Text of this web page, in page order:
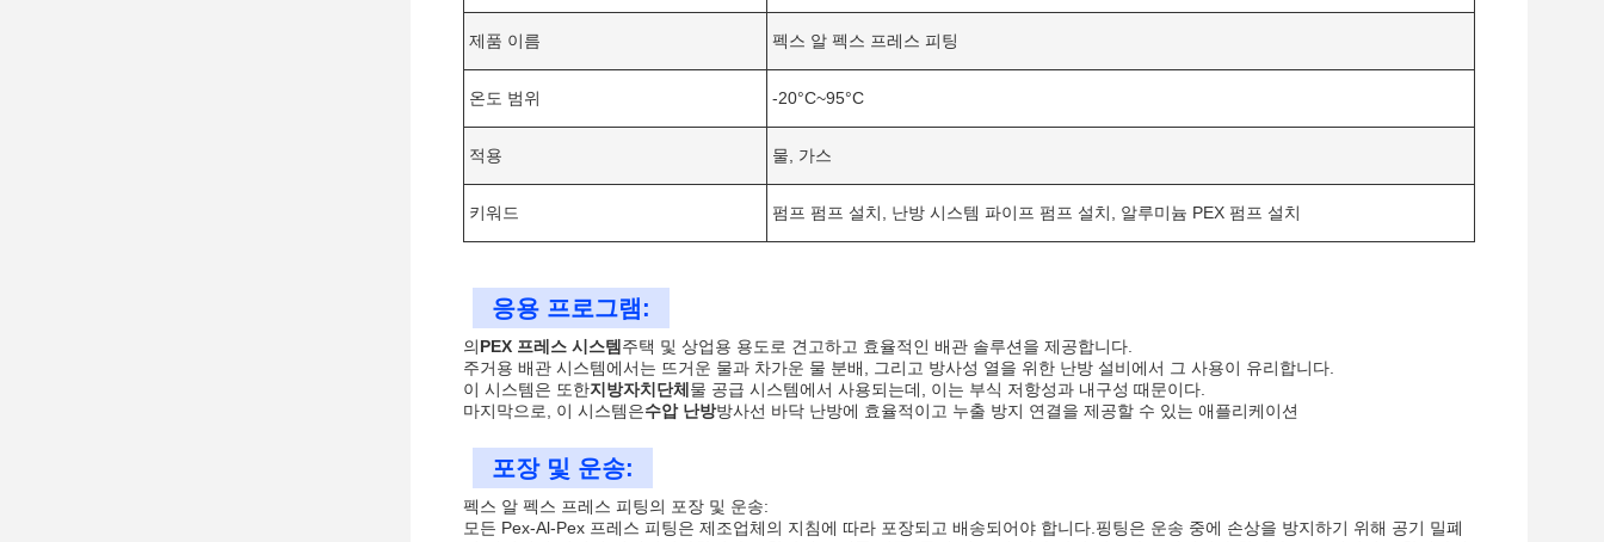
제품 이름 펙스 알 펙스 프레스 피팅
온도 범위 -20°C~95°C
적용 물, 가스
키워드 펌프 펌프 설치, 난방 시스템 파이프 펌프 설치, 알루미늄 PEX 펌프 설치
응용 프로그램:
의PEX 프레스 시스템 주택 및 상업용 용도로 견고하고 효율적인 배관 솔루션을 제공합니다.
주거용 배관 시스템에서는 뜨거운 물과 차가운 물 분배, 그리고 방사성 열을 위한 난방 설비에서 그 사용이 유리합니다.
이 시스템은 또한지방자치단체 물 공급 시스템에서 사용되는데, 이는 부식 저항성과 내구성 때문이다.
마지막으로, 이 시스템은수압 난방방사선 바닥 난방에 효율적이고 누출 방지 연결을 제공할 수 있는 애플리케이션
포장 및 운송:
펙스 알 펙스 프레스 피팅의 포장 및 운송:
모든 Pex-Al-Pex 프레스 피팅은 제조업체의 지침에 따라 포장되고 배송되어야 합니다.핑팅은 운송 중에 손상을 방지하기 위해 공기 밀폐